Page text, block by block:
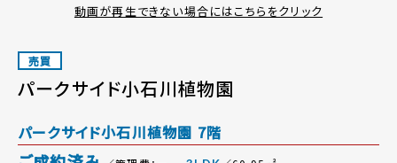
動画が再生できない場合にはこちらをクリック
売買
パークサイド小石川植物園
パークサイド小石川植物園 7階